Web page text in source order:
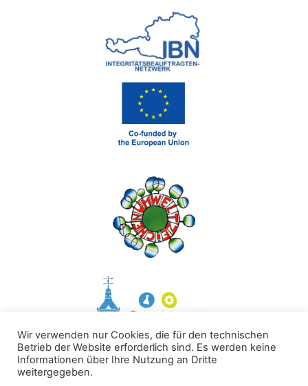
Wir verwenden nur Cookies, die für den technischen
Betrieb der Website erforderlich sind. Es werden keine
Informationen über Ihre Nutzung an Dritte
weitergegeben.